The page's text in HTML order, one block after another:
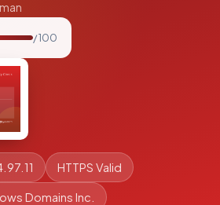
/ 100
HTTPS Valid
Domains Inc.